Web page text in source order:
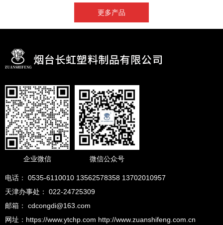
更多产品
企业微信 微信公众号
电话： 0535-6110010 13562578358 13702010957
天津办事处： 022-24725309
邮箱： cdcongdi@163.com
网址：https://www.ytchp.com http://www.zuanshifeng.com.cn